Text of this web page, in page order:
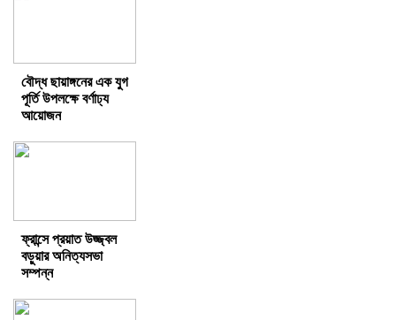
বৌদ্ধ ছায়াঙ্গনের এক যুগ
পূর্তি উপলক্ষে বর্ণাঢ্য
আয়োজন
ফ্রান্সে প্রয়াত উজ্জ্বল
বড়ুয়ার অনিত্যসভা
সম্পন্ন